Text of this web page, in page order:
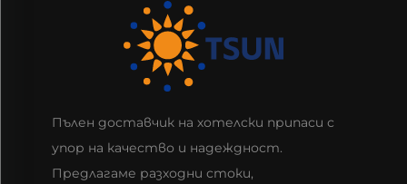
Пълен доставчик на хотелски припаси с
упор на качество и надеждност.
Предлагаме разходни стоки,